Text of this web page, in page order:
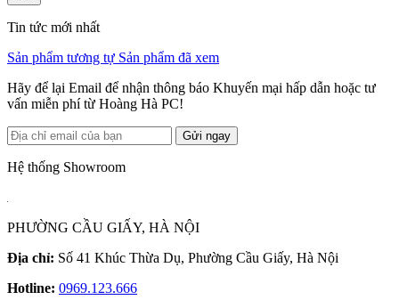
Tin tức mới nhất
Sản phẩm tương tự Sản phẩm đã xem
Hãy để lại Email để nhận thông báo Khuyến mại hấp dẫn hoặc tư
vấn miễn phí từ Hoàng Hà PC!
Gửi ngay
Hệ thống Showroom
PHƯỜNG CẦU GIẤY, HÀ NỘI
Địa chỉ: Số 41 Khúc Thừa Dụ, Phường Cầu Giấy, Hà Nội
Hotline: 0969.123.666